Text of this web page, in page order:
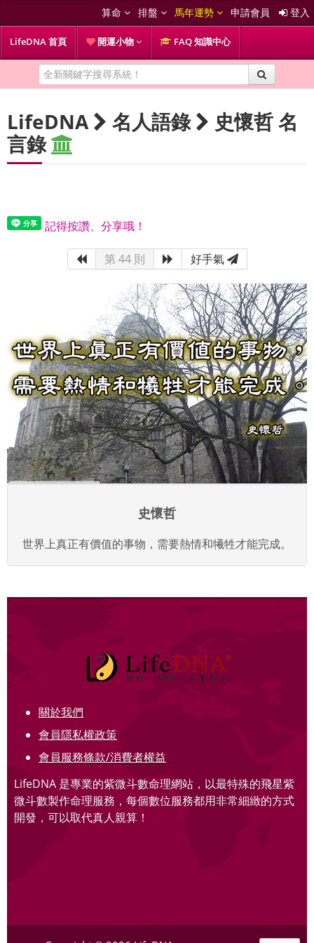
算命 排盤 馬年運勢 申請會員 登入
LifeDNA 首頁 開運小物 FAQ 知識中心
LifeDNA 名人語錄
史懷哲 名
言錄
記得按讚、分享哦！
第 44 則 好手氣
史懷哲
世界上真正有價值的事物，需要熱情和犧牲才能完成。
關於我們
會員隱私權政策
會員服務條款/消費者權益
LifeDNA 是專業的紫微斗數命理網站，以最特殊的飛星紫
微斗數製作命理服務，每個數位服務都用非常細緻的方式
開發，可以取代真人親算！